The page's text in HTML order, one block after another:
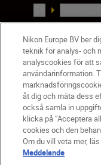
Kontakta oss
Användarvillkor
Cookie-
© 2026 Nikon
Nikon Europe BV ber
teknik för analys- och
analyscookies för att
användarinformation.
åt dig och mäta dess
också samla in
klicka på ”Acceptera
cookies och den
Om du vill veta mer,
Meddelande